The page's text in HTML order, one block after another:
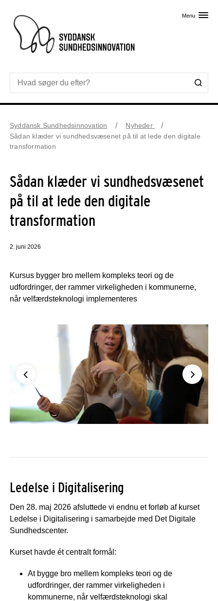
Menu
Syddansk Sundhedsinnovation
Nyheder
Sådan klæder vi sundhedsvæsenet på til at lede den digitale
transformation
Sådan klæder vi sundhedsvæsenet
på til at lede den digitale
transformation
2. juni 2026
Kursus bygger bro mellem kompleks teori og de
udfordringer, der rammer virkeligheden i kommunerne,
når velfærdsteknologi implementeres
Ledelse i Digitalisering
Den 28. maj 2026 afsluttede vi endnu et forløb af kurset
Ledelse i Digitalisering i samarbejde med Det Digitale
Sundhedscenter.
Kurset havde ét centralt formål:
At bygge bro mellem kompleks teori og de
udfordringer, der rammer virkeligheden i
kommunerne, når velfærdsteknologi skal